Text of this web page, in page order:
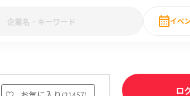
イベ
ロ